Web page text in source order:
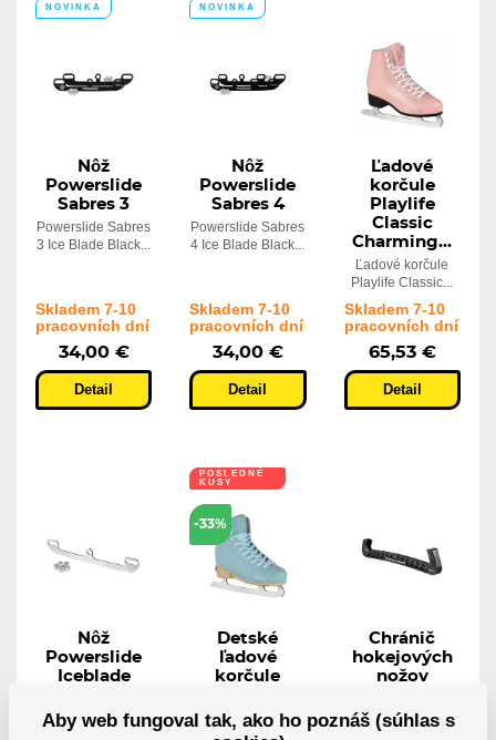
NOVINKA
Nôž
Powerslide
Sabres 3
Powerslide Sabres
3 Ice Blade Black...
Skladem 7-10
pracovních dní
34,00 €
Detail
NOVINKA
Nôž
Powerslide
Sabres 4
Powerslide Sabres
4 Ice Blade Black...
Skladem 7-10
pracovních dní
34,00 €
Detail
Ľadové
korčule
Playlife
Classic
Charming...
Ľadové korčule
Playlife Classic...
Skladem 7-10
pracovních dní
65,53 €
Detail
Nôž
Powerslide
Iceblade
Wheel
Nôž Powerslide
POSLEDNÉ
KUSY
-33%
Detské
ľadové
korčule
Crunchy
Detské ľadové
Chránič
hokejových
nožov
pružinou
Chránič nožov
Aby web fungoval tak, ako ho poznáš (súhlas s